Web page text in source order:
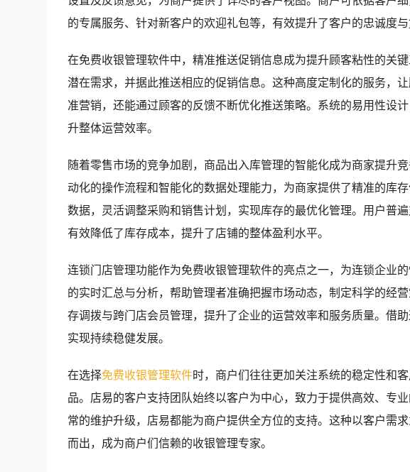
的专属服务、针对新客户的欢迎礼包等，有效提升了客户的忠诚度与
在免费收银管理软件中，精准推送促销信息成为提升顾客粘性的关
潜在需求，并据此推送相应的促销信息。这种高度定制化的服务，
准营销，还能通过顾客的反馈不断优化推送策略。系统的易用性设
升整体运营效率。
随着零售市场的竞争加剧，商品出入库管理的智能化成为商家提升
动化的操作流程和智能化的数据处理能力，为商家提供了精准的库
数据，灵活调整采购和销售计划，实现库存的最优化管理。用户普
有效降低了库存成本，提升了店铺的整体盈利水平。
连锁门店管理功能作为免费收银管理软件的亮点之一，为连锁企业
的实时汇总与分析，帮助管理者准确把握市场动态，制定科学的经
存调拨与跨门店会员管理，提升了企业的运营效率和服务质量。借
实现持续稳健发展。
在选择免费收银管理软件时，商户们往往更加关注系统的稳定性和
品。店易的客户支持团队始终以客户为中心，致力于提供高效、专
常的维护升级，店易都能为商户提供全方位的支持。这种以客户需
而出，成为商户们信赖的收银管理专家。